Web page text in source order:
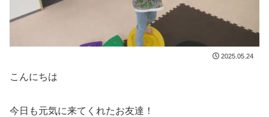
2025.05.24
こんにちは
今日も元気に来てくれたお友達！